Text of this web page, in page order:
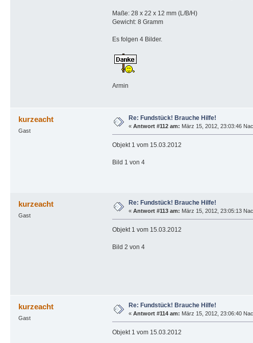
Maße: 28 x 22 x 12 mm (L/B/H)
Gewicht: 8 Gramm
Es folgen 4 Bilder.
Armin
kurzeacht
Gast
Re: Fundstück! Brauche Hilfe!
« Antwort #112 am: März 15, 2012, 23:03:46
Objekt 1 vom 15.03.2012
Bild 1 von 4
kurzeacht
Gast
Re: Fundstück! Brauche Hilfe!
« Antwort #113 am: März 15, 2012, 23:05:13
Objekt 1 vom 15.03.2012
Bild 2 von 4
kurzeacht
Gast
Re: Fundstück! Brauche Hilfe!
« Antwort #114 am: März 15, 2012, 23:06:40
Objekt 1 vom 15.03.2012